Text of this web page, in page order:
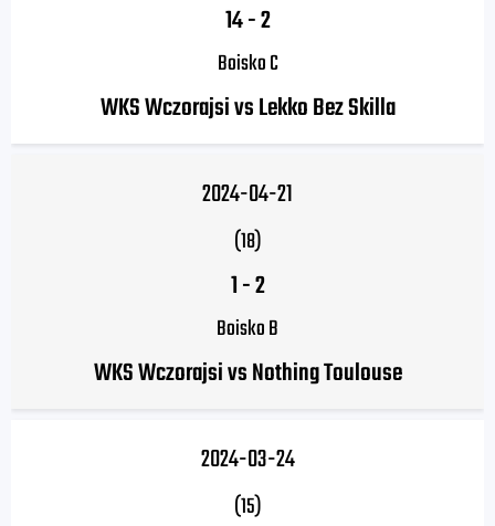
14-2
Boisko C
WKS Wczorajsi vs Lekko Bez Skilla
2024-04-21
(18)
1-2
Boisko B
WKS Wczorajsi vs Nothing Toulouse
2024-03-24
(15)